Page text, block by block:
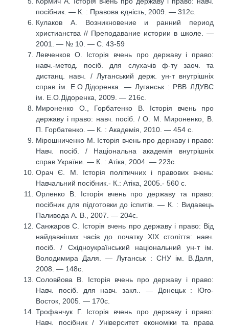
посібник. — К. : Правова єдність, 2009. — 312с.
Кулаков А. Возникновение и ранний период
христианства // Преподавание истории в школе. —
2001. — № 10. — С. 43-59
Левченков О. Історія вчень про державу і право:
навч.-метод. посіб. для слухачів ф-ту заоч. та
дистанц. навч. / Луганський держ. ун-т внутрішніх
справ ім. Е.О.Дідоренка. — Луганськ : РВВ ЛДУВС
ім. Е.О.Дідоренка, 2009. — 216с.
Мироненко О., Горбатенко В. Історія вчень про
державу і право: навч. посіб. / О. М. Мироненко, В.
П. Горбатенко. — К. : Академія, 2010. — 454 с.
Мірошниченко М. Історія вчень про державу і право:
Навч. посіб. / Національна академія внутрішніх
справ України. — К. : Атіка, 2004. — 223с.
Орач Є. М. Історія політичних і правових вчень:
Навчальний посібник.- К.: Атіка, 2005.- 560 с.
Орленко В. Історія вчень про державу та право:
посібник для підготовки до іспитів. — К. : Видавець
Паливода А. В., 2007. — 204с.
Санжаров С. Історія вчень про державу і право: Від
найдавніших часів до початку ХІХ століття: навч.
посіб. / Східноукраїнський національний ун-т ім.
Володимира Даля. — Луганськ : СНУ ім. В.Даля,
2008. — 148c.
Соловйова В. Історія вчень про державу і право:
Навч. посіб. для навч. закл.. — Донецьк : Юго-
Восток, 2005. — 170с.
Трофанчук Г. Історія вчень про державу і право:
Навч. посібник / Університет економіки та права